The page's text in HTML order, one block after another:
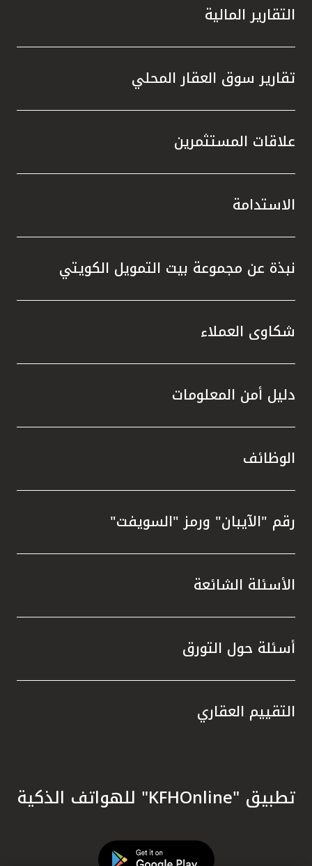
التقارير المالية
تقارير سوق العقار المحلي
علاقات المستثمرين
الاستدامة
نبذة عن مجموعة بيت التمويل الكويتي
شكاوى العملاء
دليل أمن المعلومات
الوظائف
رقم "الآيبان" ورمز "السويفت"
الأسئلة الشائعة
أسئلة حول التورق
التقييم العقاري
تطبيق "KFHOnline" للهواتف الذكية